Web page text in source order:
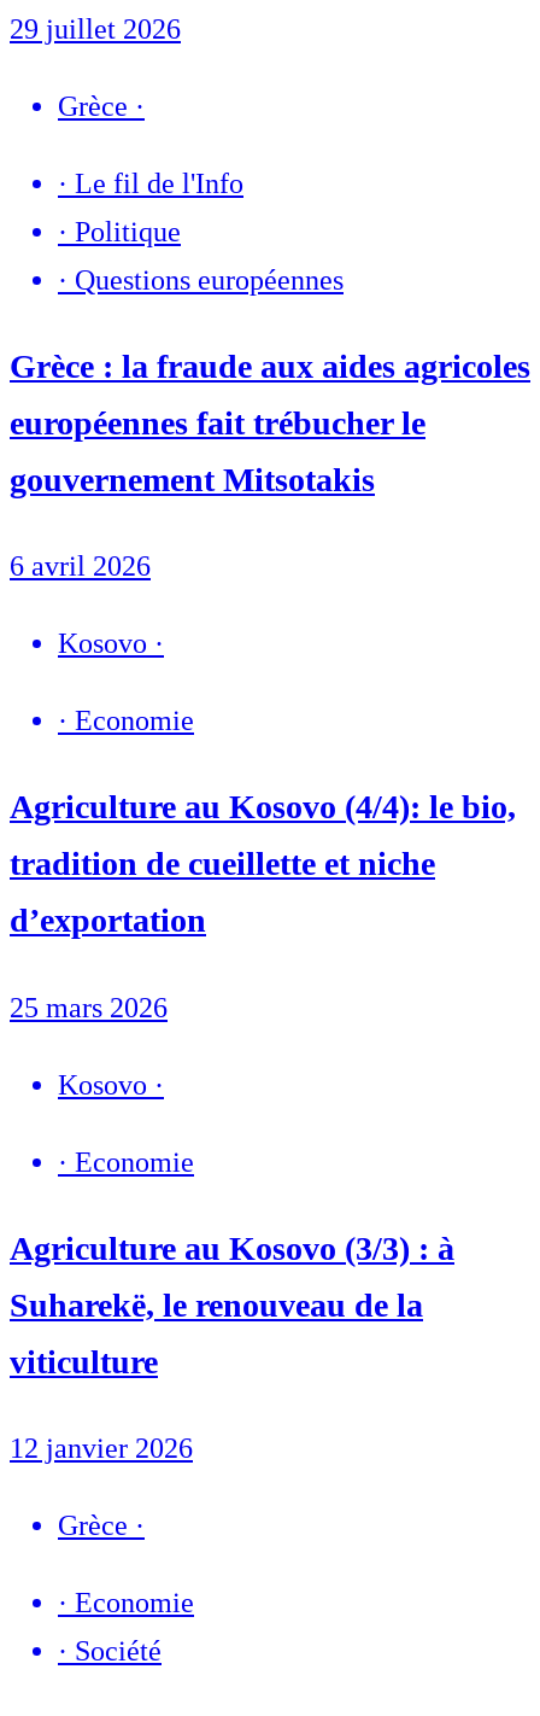
29 juillet 2026
Grèce ·
· Le fil de l'Info
· Politique
· Questions européennes
Grèce : la fraude aux aides agricoles
européennes fait trébucher le
gouvernement Mitsotakis
6 avril 2026
Kosovo ·
· Economie
Agriculture au Kosovo (4/4): le bio,
tradition de cueillette et niche
d’exportation
25 mars 2026
Kosovo ·
· Economie
Agriculture au Kosovo (3/3) : à
Suharekë, le renouveau de la
viticulture
12 janvier 2026
Grèce ·
· Economie
· Société